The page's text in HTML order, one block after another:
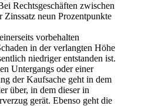
Rechtsgeschäften zwischen
Zinssatz neun Prozentpunkte
vorbehalten
in der verlangten Höhe
niedriger entstanden ist.
Untergangs oder einer
der Kaufsache geht in dem
über, in dem dieser in
gerät. Ebenso geht die